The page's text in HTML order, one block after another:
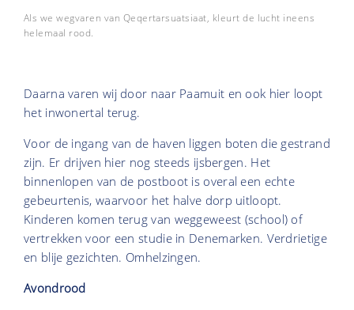
Als we wegvaren van Qeqertarsuatsiaat, kleurt de lucht ineens
helemaal rood.
Daarna varen wij door naar Paamuit en ook hier loopt
het inwonertal terug.
Voor de ingang van de haven liggen boten die gestrand
zijn. Er drijven hier nog steeds ijsbergen. Het
binnenlopen van de postboot is overal een echte
gebeurtenis, waarvoor het halve dorp uitloopt.
Kinderen komen terug van weggeweest (school) of
vertrekken voor een studie in Denemarken. Verdrietige
en blije gezichten. Omhelzingen.
Avondrood